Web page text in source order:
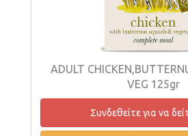
ADULT
VEG 125gr
Συνδεθείτε για να